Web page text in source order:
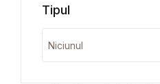
Tipul